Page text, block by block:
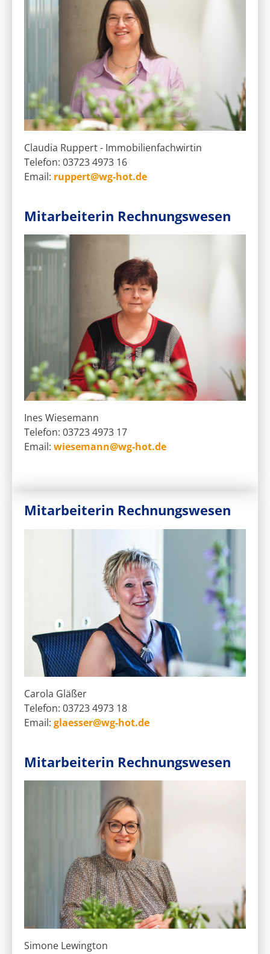
Claudia Ruppert - Immobilienfachwirtin
Telefon: 03723 4973 16
Email: ruppert@wg-hot.de
Mitarbeiterin Rechnungswesen
Ines Wiesemann
Telefon: 03723 4973 17
Email: wiesemann@wg-hot.de
Mitarbeiterin Rechnungswesen
Carola Gläßer
Telefon: 03723 4973 18
Email: glaesser@wg-hot.de
Mitarbeiterin Rechnungswesen
Simone Lewington